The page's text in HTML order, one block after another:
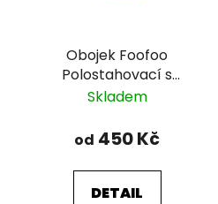
Obojek Foofoo
Polostahovací s
řetízkem - Green II.
Skladem
od 450 Kč
DETAIL